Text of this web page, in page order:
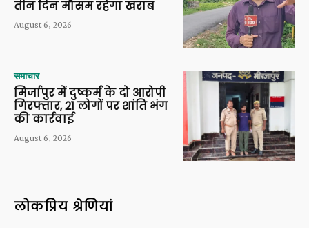
तीन दिन मौसम रहेगा खराब
August 6, 2026
समाचार
मिर्जापुर में दुष्कर्म के दो आरोपी
गिरफ्तार, 21 लोगों पर शांति भंग
की कार्रवाई
August 6, 2026
लोकप्रिय श्रेणियां